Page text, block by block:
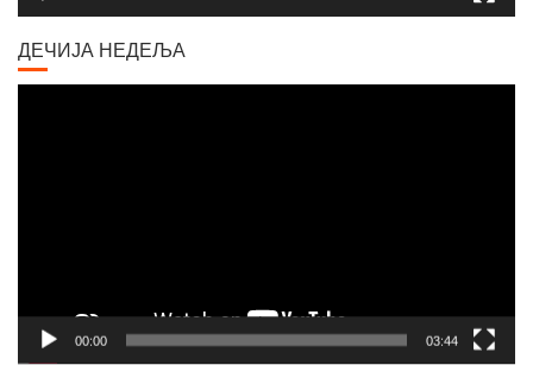
ДЕЧИЈА НЕДЕЉА
00:00 03:44